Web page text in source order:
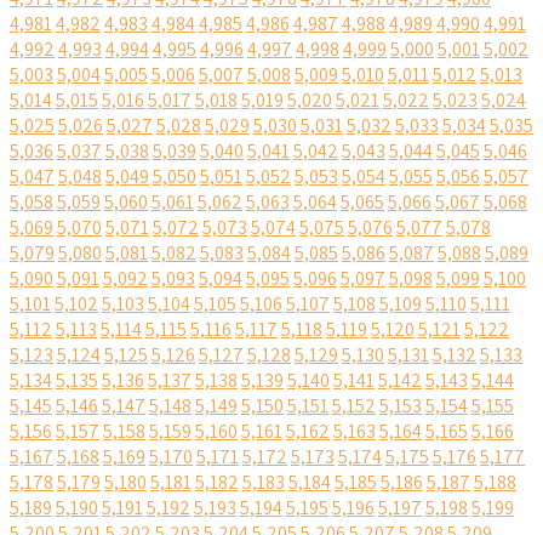
4,9814,9824,9834,9844,9854,9864,9874,9884,9894,9904,991
4,9924,9934,9944,9954,9964,9974,9984,9995,0005,0015,002
5,0035,0045,0055,0065,0075,0085,0095,0105,0115,0125,013
5,0145,0155,0165,0175,0185,0195,0205,0215,0225,0235,024
5,0255,0265,0275,0285,0295,0305,0315,0325,0335,0345,035
5,0365,0375,0385,0395,0405,0415,0425,0435,0445,0455,046
5,0475,0485,0495,0505,0515,0525,0535,0545,0555,0565,057
5,0585,0595,0605,0615,0625,0635,0645,0655,0665,0675,068
5,0695,0705,0715,0725,0735,0745,0755,0765,0775,078
5,0795,0805,0815,0825,0835,0845,0855,0865,0875,0885,089
5,0905,0915,0925,0935,0945,0955,0965,0975,0985,0995,100
5,1015,1025,1035,1045,1055,1065,1075,1085,1095,1105,111
5,1125,1135,1145,1155,1165,1175,1185,1195,1205,1215,122
5,1235,1245,1255,1265,1275,1285,1295,1305,1315,1325,133
5,1345,1355,1365,1375,1385,1395,1405,1415,1425,1435,144
5,1455,1465,1475,1485,1495,1505,1515,1525,1535,1545,155
5,1565,1575,1585,1595,1605,1615,1625,1635,1645,1655,166
5,1675,1685,1695,1705,1715,1725,1735,1745,1755,1765,177
5,1785,1795,1805,1815,1825,1835,1845,1855,1865,1875,188
5,1895,1905,1915,1925,1935,1945,1955,1965,1975,1985,199